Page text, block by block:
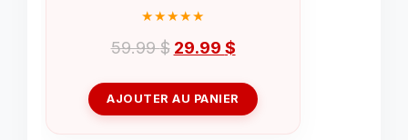
59.99$ Le
initial
29.99 $Le
actuel
AJOUTER AU PANIER